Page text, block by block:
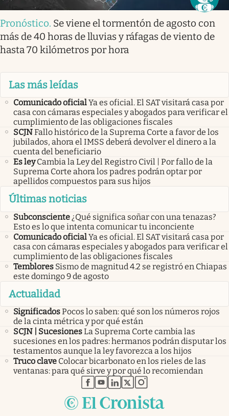
Pronóstico. Se viene el tormentón de agosto con
más de 40 horas de lluvias y ráfagas de viento de
hasta 70 kilómetros por hora
Las más leídas
Comunicado oficialYa es oficial. El SAT visitará casa por
casa con cámaras especiales y abogados para verificar el
cumplimiento de las obligaciones fiscales
SCJNFallo histórico de la Suprema Corte a favor de los
jubilados, ahora el IMSS deberá devolver el dinero a la
cuenta del beneficiario
Es ley Cambia la Ley del Registro Civil | Por fallo de la
Suprema Corte ahora los padres podrán optar por
apellidos compuestos para sus hijos
Últimas noticias
Subconsciente ¿Qué significa soñar con una tenazas?
Esto es lo que intenta comunicar tu inconciente
Comunicado oficialYa es oficial. El SAT visitará casa por
casa con cámaras especiales y abogados para verificar el
cumplimiento de las obligaciones fiscales
Temblores Sismo de magnitud 4.2 se registró en Chiapas
este domingo 9 de agosto
Actualidad
SignificadosPocos lo saben: qué son los números rojos
de la cinta métrica y por qué están
SCJN | SucesionesLa Suprema Corte cambia las
sucesiones en los padres: hermanos podrán disputar los
testamentos aunque la ley favorezca a los hijos
Truco clave Colocar bicarbonato en los rieles de las
ventanas: para qué sirve y por qué lo recomiendan
abre en nueva pestaña
abre en nueva pestaña
abre en nueva pestaña
abre en nueva pestaña
abre en nueva pestaña